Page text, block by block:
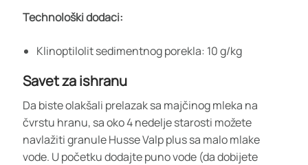
Technološki dodaci:
Klinoptilolit sedimentnog porekla: 10 g/kg
Savet za ishranu
Da biste olakšali prelazak sa majčinog mleka na
čvrstu hranu, sa oko 4 nedelje starosti možete
navlažiti granule Husse Valp plus sa malo mlake
vode. U početku dodajte puno vode (da dobijete